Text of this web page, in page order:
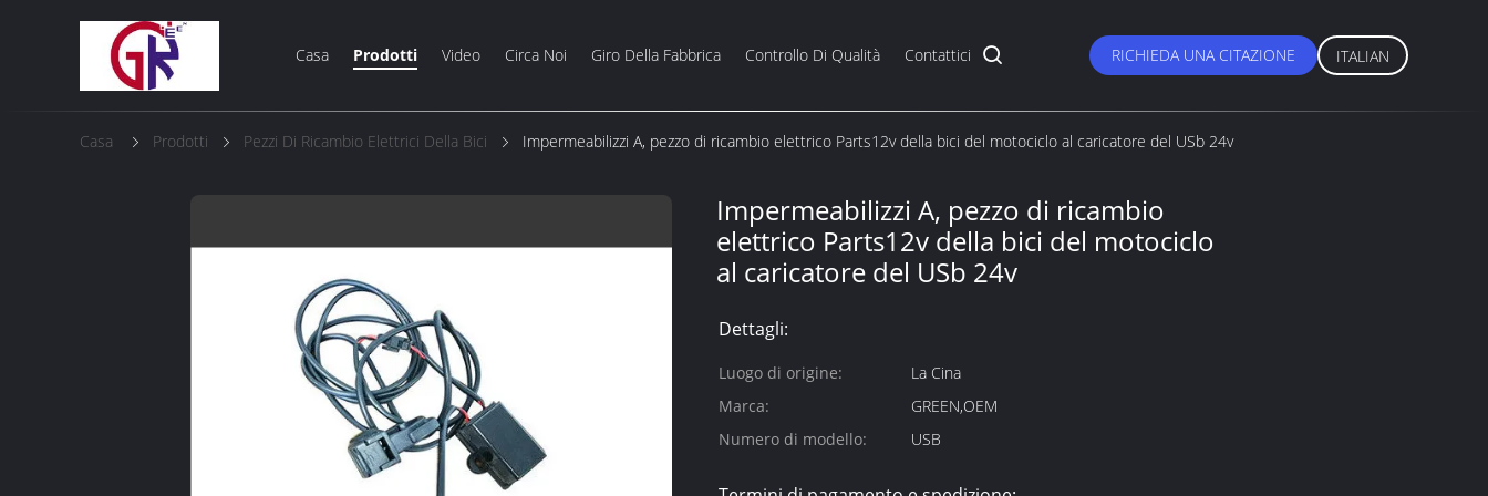
Casa Prodotti Video Circa Noi Giro Della Fabbrica Controllo Di Qualità Contattici RICHIEDA UNA CITAZIONE ITALIAN
Casa Prodotti Pezzi Di Ricambio Elettrici Della Bici Impermeabilizzi A, pezzo di ricambio elettrico Parts12v della bici del motociclo al caricatore del USb 24v
Impermeabilizzi A, pezzo di ricambio
elettrico Parts12v della bici del motociclo
al caricatore del USb 24v
Dettagli:
Luogo di origine:
La Cina
Marca:
GREEN,OEM
Numero di modello:
USB